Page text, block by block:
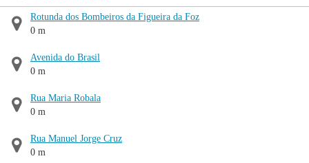
Rotunda dos Bombeiros da Figueira da Foz
0 m
Avenida do Brasil
0 m
Rua Maria Robala
0 m
Rua Manuel Jorge Cruz
0 m